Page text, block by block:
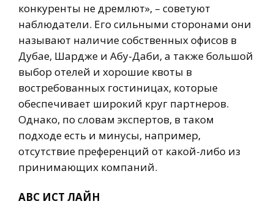
конкуренты не дремлют», – советуют
наблюдатели. Его сильными сторонами они
называют наличие собственных офисов в
Дубае, Шардже и Абу-Даби, а также большой
выбор отелей и хорошие квоты в
востребованных гостиницах, которые
обеспечивает широкий круг партнеров.
Однако, по словам экспертов, в таком
подходе есть и минусы, например,
отсутствие преференций от какой-либо из
принимающих компаний.
АВС ИСТ ЛАЙН